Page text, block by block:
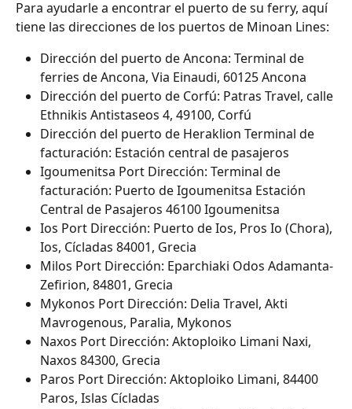
Para ayudarle a encontrar el puerto de su ferry, aquí
tiene las direcciones de los puertos de Minoan Lines:
Dirección del puerto de Ancona: Terminal de
ferries de Ancona, Via Einaudi, 60125 Ancona
Dirección del puerto de Corfú: Patras Travel, calle
Ethnikis Antistaseos 4, 49100, Corfú
Dirección del puerto de Heraklion Terminal de
facturación: Estación central de pasajeros
Igoumenitsa Port Dirección: Terminal de
facturación: Puerto de Igoumenitsa Estación
Central de Pasajeros 46100 Igoumenitsa
Ios Port Dirección: Puerto de Ios, Pros Io (Chora),
Ios, Cícladas 84001, Grecia
Milos Port Dirección: Eparchiaki Odos Adamanta-
Zefirion, 84801, Grecia
Mykonos Port Dirección: Delia Travel, Akti
Mavrogenous, Paralia, Mykonos
Naxos Port Dirección: Aktoploiko Limani Naxi,
Naxos 84300, Grecia
Paros Port Dirección: Aktoploiko Limani, 84400
Paros, Islas Cícladas